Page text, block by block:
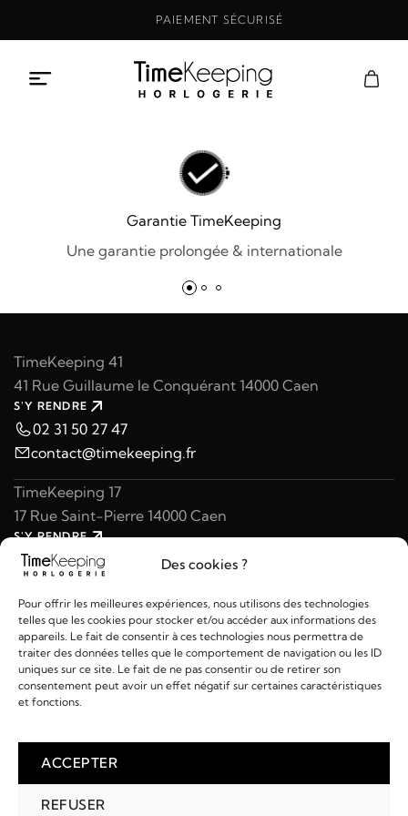
Des cookies ?
Pour offrir les meilleures expériences, nous utilisons des technologies
telles que les cookies pour stocker et/ou accéder aux informations des
appareils. Le fait de consentir à ces technologies nous permettra de
traiter des données telles que le comportement de navigation ou les ID
uniques sur ce site. Le fait de ne pas consentir ou de retirer son
consentement peut avoir un effet négatif sur certaines caractéristiques
et fonctions.
ACCEPTER
REFUSER
PAIEMENT SÉCURISÉ
Garantie TimeKeeping
Une garantie prolongée & internationale
TimeKeeping 41
41 Rue Guillaume le Conquérant 14000 Caen
S'Y RENDRE
02 31 50 27 47
contact@timekeeping.fr
TimeKeeping 17
17 Rue Saint-Pierre 14000 Caen
S'Y RENDRE
02 31 47 49 97
contact@timekeeping.fr
Liens utiles
2026 © TIMEKEEPING - Réalisé par